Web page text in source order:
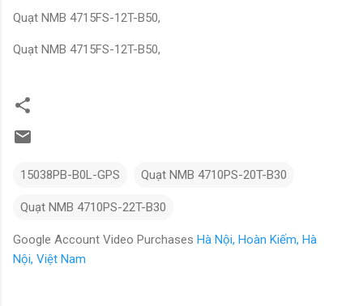
Quạt NMB 4715FS-12T-B50,
Quạt NMB 4715FS-12T-B50,
15038PB-B0L-GPS Quạt NMB 4710PS-20T-B30
Quạt NMB 4710PS-22T-B30
Google Account Video Purchases Hà Nội, Hoàn Kiếm, Hà
Nội, Việt Nam